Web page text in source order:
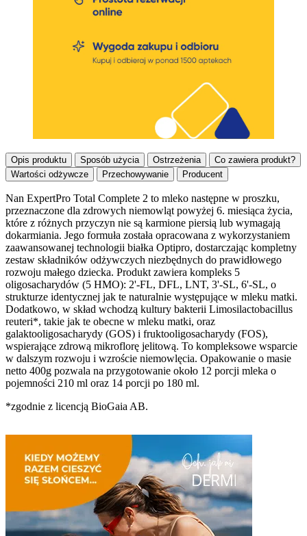
Opis produktu Sposób użycia Ostrzeżenia
Co zawiera produkt?
Wartości odżywcze
Przechowywanie Producent
Opis produktu
Nan ExpertPro Total Complete 2 to mleko następne w proszku,
przeznaczone dla zdrowych niemowląt powyżej 6. miesiąca życia,
które z różnych przyczyn nie są karmione piersią lub wymagają
dokarmiania. Jego formuła została opracowana z wykorzystaniem
zaawansowanej technologii białka Optipro, dostarczając kompletny
zestaw składników odżywczych niezbędnych do prawidłowego
rozwoju małego dziecka. Produkt zawiera kompleks 5
oligosacharydów (5 HMO): 2'-FL, DFL, LNT, 3'-SL, 6'-SL, o
strukturze identycznej jak te naturalnie występujące w mleku matki.
Dodatkowo, w skład wchodzą kultury bakterii Limosilactobacillus
reuteri*, takie jak te obecne w mleku matki, oraz
galaktooligosacharydy (GOS) i fruktooligosacharydy (FOS),
wspierające zdrową mikroflorę jelitową. To kompleksowe wsparcie
w dalszym rozwoju i wzroście niemowlęcia. Opakowanie o masie
netto 400g pozwala na przygotowanie około 12 porcji mleka o
pojemności 210 ml oraz 14 porcji po 180 ml.
*zgodnie z licencją BioGaia AB.